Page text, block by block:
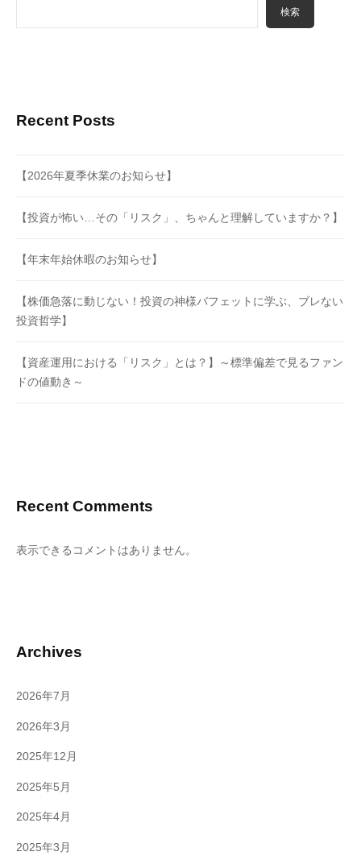
検索
Recent Posts
【2026年夏季休業のお知らせ】
【投資が怖い…その「リスク」、ちゃんと理解していますか？】
【年末年始休暇のお知らせ】
【株価急落に動じない！投資の神様バフェットに学ぶ、ブレない
投資哲学】
【資産運用における「リスク」とは？】～標準偏差で見るファン
ドの値動き～
Recent Comments
表示できるコメントはありません。
Archives
2026年7月
2026年3月
2025年12月
2025年5月
2025年4月
2025年3月